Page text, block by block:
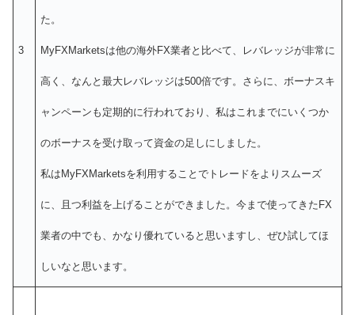
3
た。
MyFXMarketsは他の海外FX業者と比べて、レバレッジが非常に
高く、なんと最大レバレッジは500倍です。さらに、ボーナスキ
ャンペーンも定期的に行われており、私はこれまでにいくつか
のボーナスを受け取って資金の足しにしました。
私はMyFXMarketsを利用することでトレードをよりスムーズ
に、且つ利益を上げることができました。今まで使ってきたFX
業者の中でも、かなり優れていると思いますし、ぜひ試してほ
しいなと思います。